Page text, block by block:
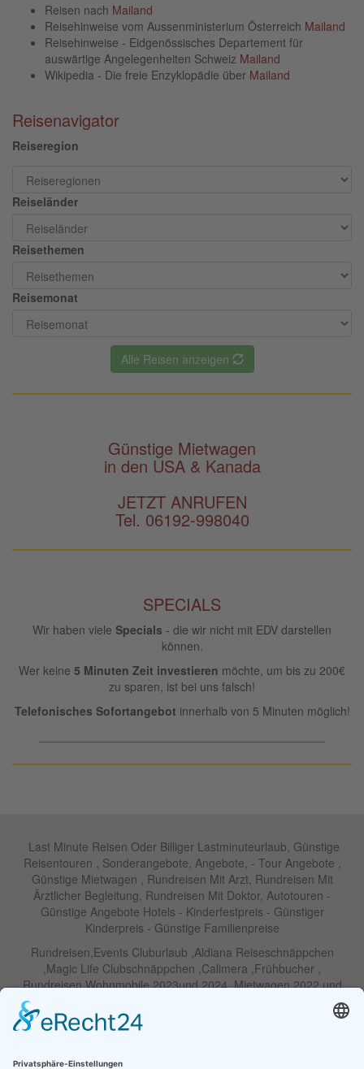
Reisen nach Mailand
Reisehinweise vom Aussenministerium Österreich Mailand
Reisehinweise - Eidgenössisches Departement für
auswärtige Angelegenheiten Schweiz Mailand
Wikipedia - Die freie Enzyklopädie über Mailand
Reisenavigator
Reiseregion
Reiseländer
Reisethemen
Reisemonat
Alle Reisen anzeigen
Günstige Mietwagen
in den USA & Kanada
JETZT ANRUFEN
Tel. 06192-998040
SPECIALS
Wir haben viele Specials - die wir nicht mit EDV darstellen
können.
Wer keine 5 Minuten Zeit investieren möchte, um bis zu 200€
zu sparen, ist bei uns falsch!
Telefonisches Sofortangebot innerhalb von 5 Minuten möglich!
Last Minute Reisen Oder Billiger Lastminuteurlaub, Günstige
Reisentouren , Sonderangebote, Angebote, - Tour Angebote ,
Günstige Mietwagen , Rundreisen Mit Arzt, Rundreisen Mit
Ärztlicher Begleitung, Rundreisen Mit Doktor, Autotouren -
Günstige Angebote Hotels - Kinderfestpreis - Günstiger
Kinderpreis - Günstige Familienpreise
Rundreisen,Events Cluburlaub ,Aldiana Reiseschnäppchen
,Magic Life Clubschnäppchen ,Calimera ,Frühbucher ,
Rundreisen Wohnmobile 2023und 2024 ,Mietwagen 2022 und
Weihnachtreisen 2022 und 2023 , Silvesterreisen 2022 und 2032,
Namibia, Wohnmobile , Billige Angebote, Touren,Angebote Für
Mietwagentouren , Billige Lastminute Angebote Für